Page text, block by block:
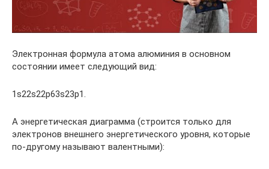
Электронная формула атома алюминия в основном
состоянии имеет следующий вид:
1s22s22p63s23p1.
А энергетическая диаграмма (строится только для
электронов внешнего энергетического уровня, которые
по-другому называют валентными):